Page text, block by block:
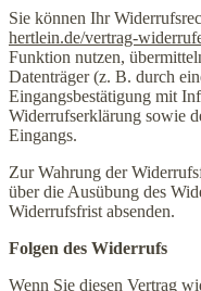
Sie können Ihr
hertlein.de/vertrag-
Funktion nutzen,
Datenträger (z. B. durch
Eingangsbestätigung mit
Widerrufserklärung sowie
Eingangs.
Zur Wahrung der
über die Ausübung des
Widerrufsfrist absenden.
Folgen des Widerrufs
Wenn Sie diesen Vertrag